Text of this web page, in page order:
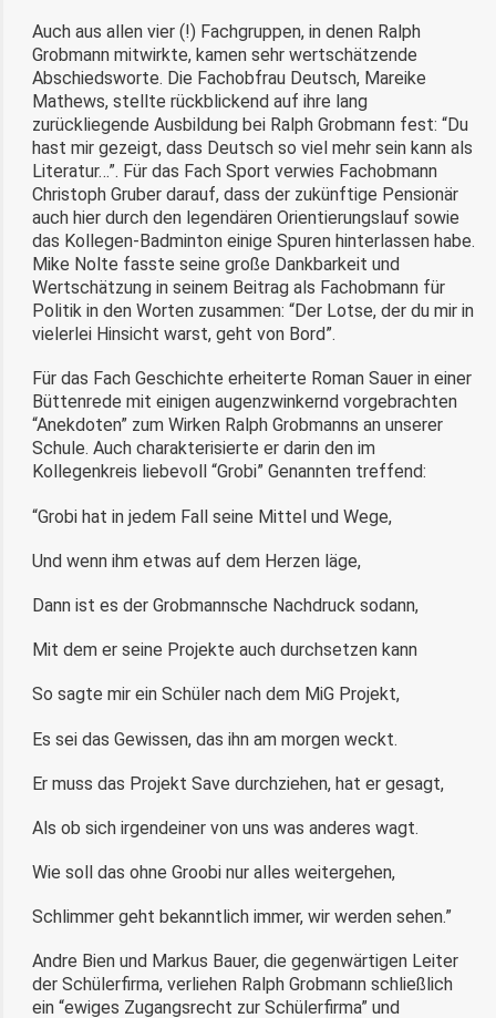
Auch aus allen vier (!) Fachgruppen, in denen Ralph
Grobmann mitwirkte, kamen sehr wertschätzende
Abschiedsworte. Die Fachobfrau Deutsch, Mareike
Mathews, stellte rückblickend auf ihre lang
zurückliegende Ausbildung bei Ralph Grobmann fest: “Du
hast mir gezeigt, dass Deutsch so viel mehr sein kann als
Literatur…”. Für das Fach Sport verwies Fachobmann
Christoph Gruber darauf, dass der zukünftige Pensionär
auch hier durch den legendären Orientierungslauf sowie
das Kollegen-Badminton einige Spuren hinterlassen habe.
Mike Nolte fasste seine große Dankbarkeit und
Wertschätzung in seinem Beitrag als Fachobmann für
Politik in den Worten zusammen: “Der Lotse, der du mir in
vielerlei Hinsicht warst, geht von Bord”.
Für das Fach Geschichte erheiterte Roman Sauer in einer
Büttenrede mit einigen augenzwinkernd vorgebrachten
“Anekdoten” zum Wirken Ralph Grobmanns an unserer
Schule. Auch charakterisierte er darin den im
Kollegenkreis liebevoll “Grobi” Genannten treffend:
“Grobi hat in jedem Fall seine Mittel und Wege,
Und wenn ihm etwas auf dem Herzen läge,
Dann ist es der Grobmannsche Nachdruck sodann,
Mit dem er seine Projekte auch durchsetzen kann
So sagte mir ein Schüler nach dem MiG Projekt,
Es sei das Gewissen, das ihn am morgen weckt.
Er muss das Projekt Save durchziehen, hat er gesagt,
Als ob sich irgendeiner von uns was anderes wagt.
Wie soll das ohne Groobi nur alles weitergehen,
Schlimmer geht bekanntlich immer, wir werden sehen.”
Andre Bien und Markus Bauer, die gegenwärtigen Leiter
der Schülerfirma, verliehen Ralph Grobmann schließlich
ein “ewiges Zugangsrecht zur Schülerfirma” und